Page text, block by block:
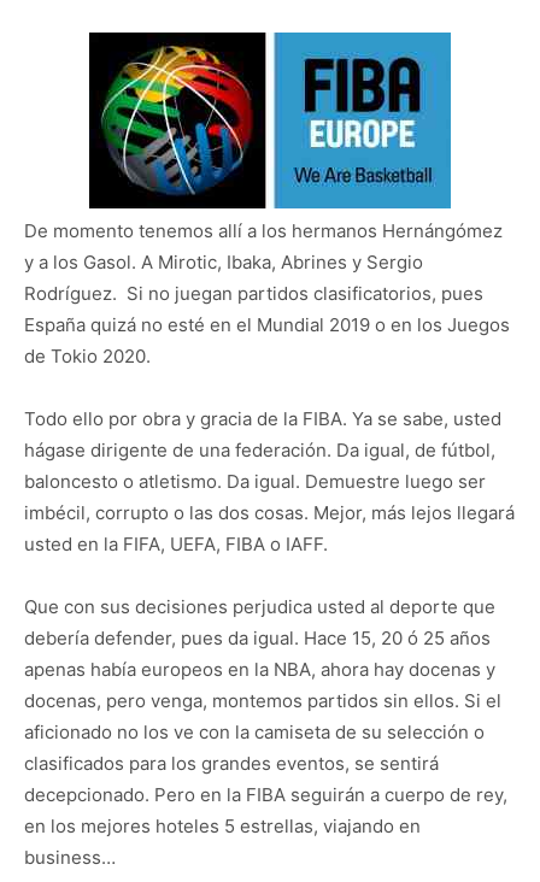
De momento tenemos allí a los hermanos Hernángómez
y a los Gasol. A Mirotic, Ibaka, Abrines y Sergio
Rodríguez. Si no juegan partidos clasificatorios, pues
España quizá no esté en el Mundial 2019 o en los Juegos
de Tokio 2020.
Todo ello por obra y gracia de la FIBA. Ya se sabe, usted
hágase dirigente de una federación. Da igual, de fútbol,
baloncesto o atletismo. Da igual. Demuestre luego ser
imbécil, corrupto o las dos cosas. Mejor, más lejos llegará
usted en la FIFA, UEFA, FIBA o IAFF.
Que con sus decisiones perjudica usted al deporte que
debería defender, pues da igual. Hace 15, 20 ó 25 años
apenas había europeos en la NBA, ahora hay docenas y
docenas, pero venga, montemos partidos sin ellos. Si el
aficionado no los ve con la camiseta de su selección o
clasificados para los grandes eventos, se sentirá
decepcionado. Pero en la FIBA seguirán a cuerpo de rey,
en los mejores hoteles 5 estrellas, viajando en
business…